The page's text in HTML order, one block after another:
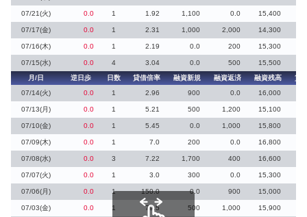
07/21(火) 0.0 1 1.92 1,100 0.0 15,400
07/17(金) 0.0 1 2.31 1,000 2,000 14,300
07/16(木) 0.0 1 2.19 0.0 200 15,300
07/15(水) 0.0 4 3.04 0.0 500
15,500
月/日
逆日歩 日数 貸借倍率 融資新規 融資返済 融資残高
貸
07/14(火)
0.0 1 2.96 900 0.0 16,000
07/13(月) 0.0 1 5.21 500 1,200 15,100
07/10(金) 0.0 1 5.45 0.0 1,000 15,800
07/09(木) 0.0 1 7.0 200 0.0 16,800
07/08(水) 0.0 3 7.22 1,700 400 16,600
07/07(火) 0.0 1 3.0 300 0.0 15,300
07/06(月) 0.0 1 150.0 0.0 900 15,000
07/03(金) 0.0 1 79.5 500 1,000 15,900